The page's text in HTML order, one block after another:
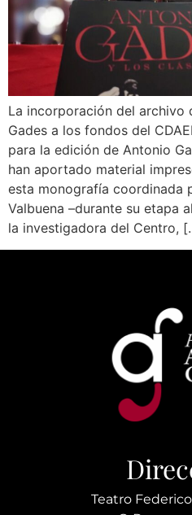
La incorporación del archivo
Gades a los fondos del
para la edición de Antonio
han aportado material
esta monografía coordinada
Valbuena –durante su etapa
la investigadora del Centro,
Teatro